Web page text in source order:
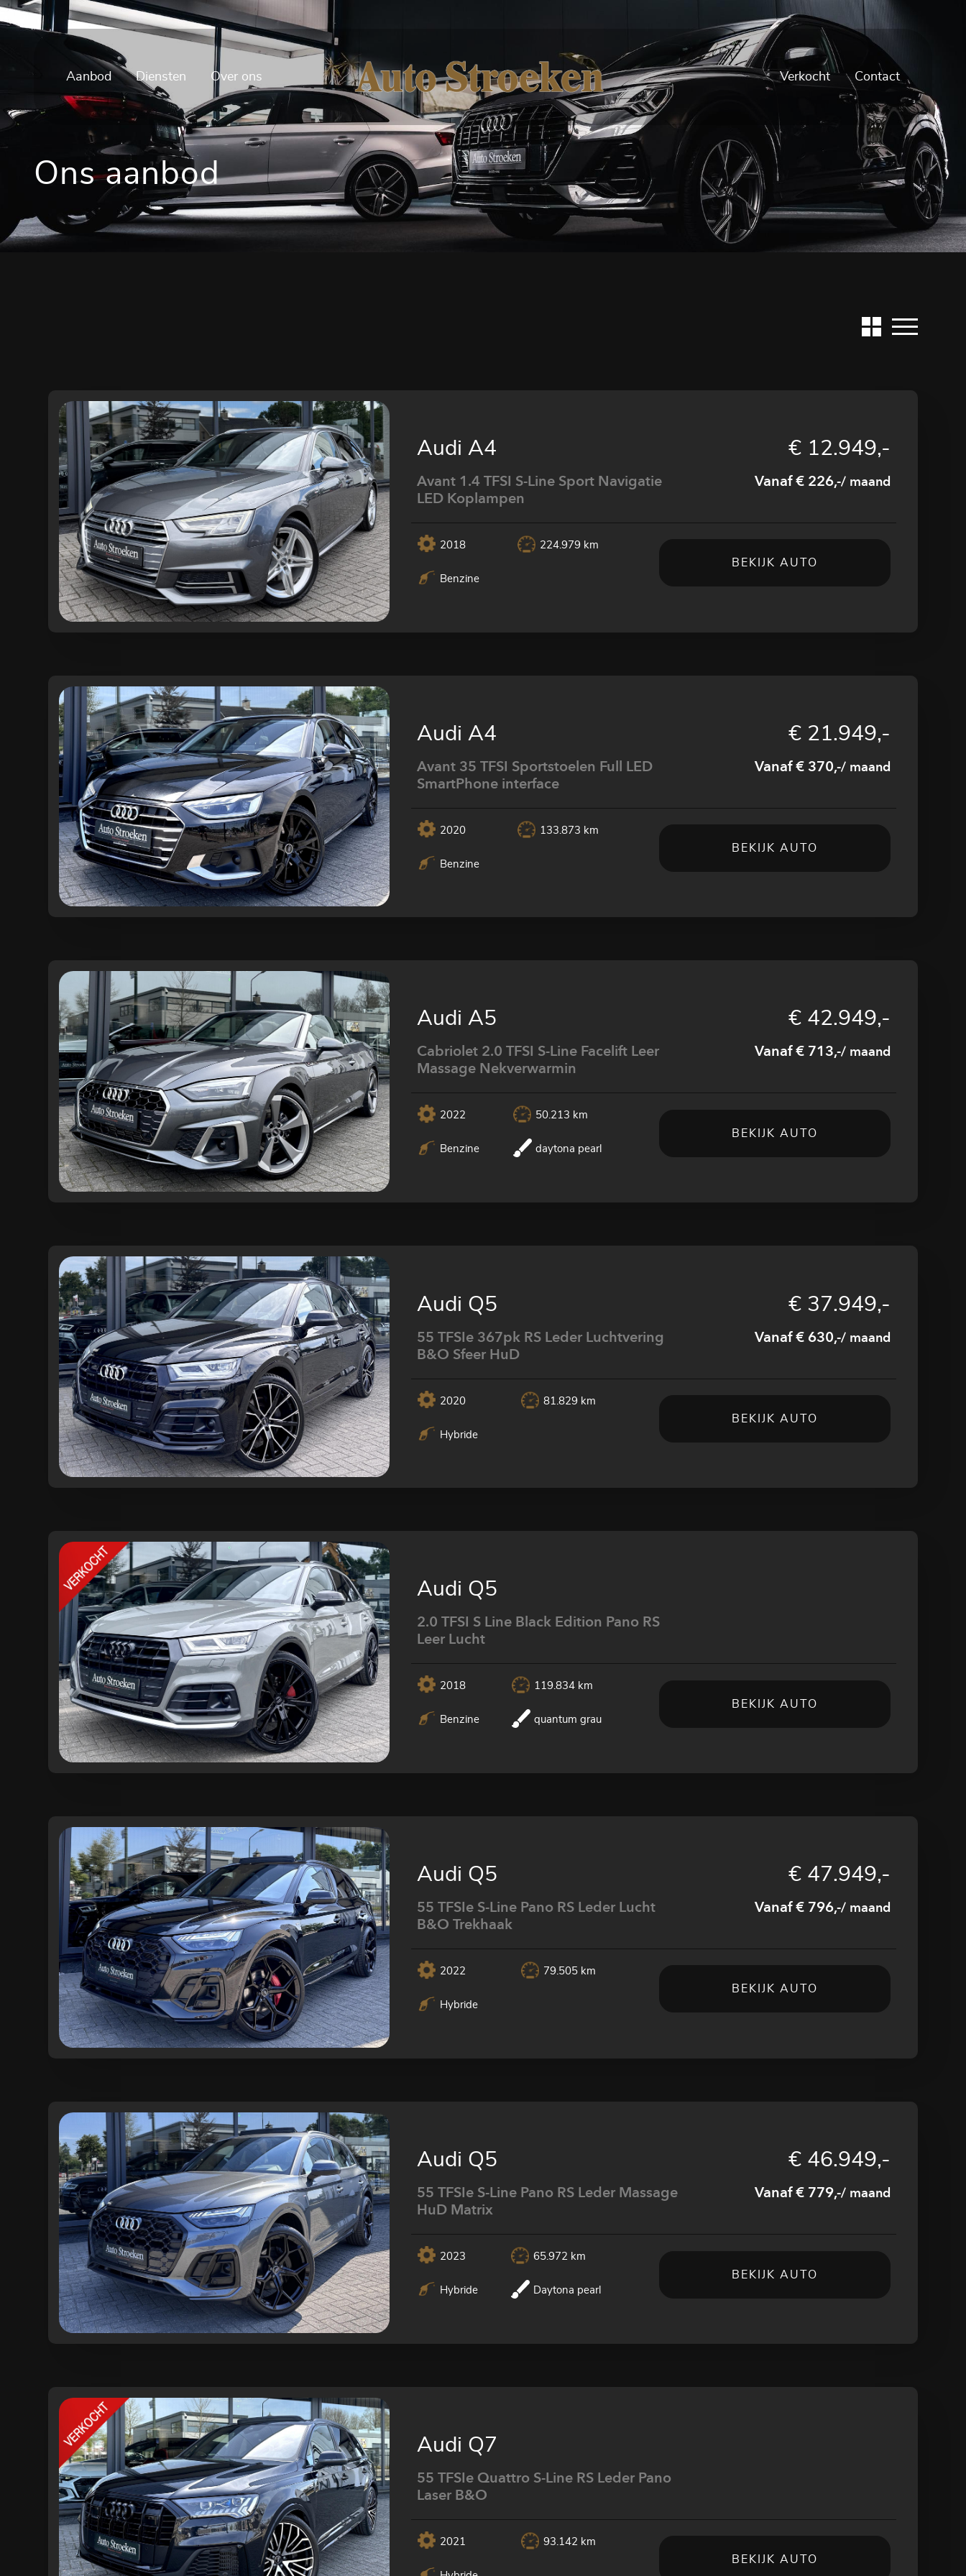
Aanbod Diensten Over ons Verkocht Contact
Ons aanbod
Audi A4
Avant 1.4 TFSI S-Line Sport Navigatie
LED Koplampen
€ 12.949,-
Vanaf € 226,-/ maand
2018 224.979 km
Benzine
BEKIJK AUTO
Audi A4
Avant 35 TFSI Sportstoelen Full LED
SmartPhone interface
€ 21.949,-
Vanaf € 370,-/ maand
2020 133.873 km
Benzine
BEKIJK AUTO
Audi A5
Cabriolet 2.0 TFSI S-Line Facelift Leer
Massage Nekverwarmin
€ 42.949,-
Vanaf € 713,-/ maand
2022 50.213 km
Benzine daytona pearl
BEKIJK AUTO
Audi Q5
55 TFSIe 367pk RS Leder Luchtvering
B&O Sfeer HuD
€ 37.949,-
Vanaf € 630,-/ maand
2020 81.829 km
Hybride
BEKIJK AUTO
Audi Q5
2.0 TFSI S Line Black Edition Pano RS
Leer Lucht
2018 119.834 km
Benzine quantum grau
BEKIJK AUTO
Audi Q5
55 TFSIe S-Line Pano RS Leder Lucht
B&O Trekhaak
€ 47.949,-
Vanaf € 796,-/ maand
2022 79.505 km
Hybride
BEKIJK AUTO
Audi Q5
55 TFSIe S-Line Pano RS Leder Massage
HuD Matrix
€ 46.949,-
Vanaf € 779,-/ maand
2023 65.972 km
Hybride Daytona pearl
BEKIJK AUTO
Audi Q7
55 TFSIe Quattro S-Line RS Leder Pano
Laser B&O
2021 93.142 km
BEKIJK AUTO